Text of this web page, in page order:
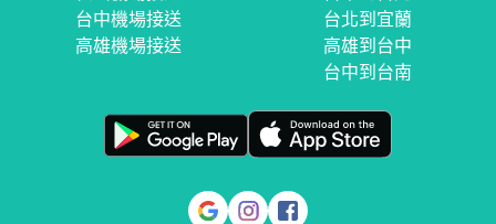
台中機場接送
高雄機場接送
台北到宜蘭
高雄到台中
台中到台南